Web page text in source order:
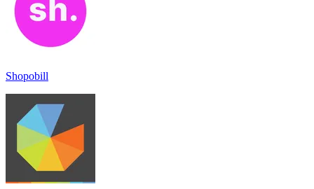
Shopobill